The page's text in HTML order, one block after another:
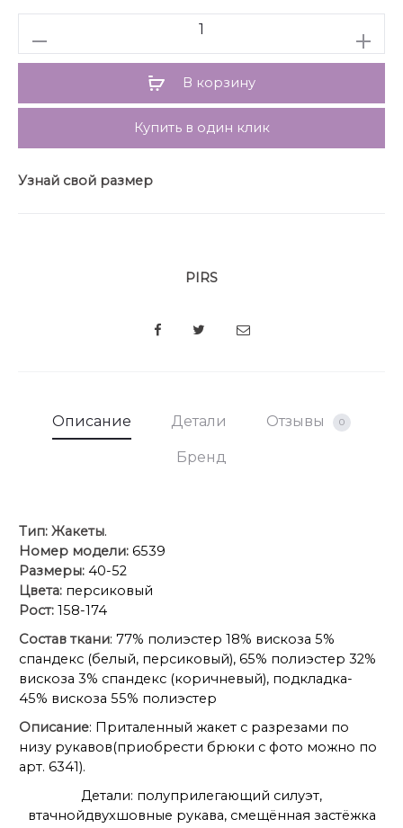
Длина по спинке около 65 см в размерах 40-46,
около 68 см в размерах 48-52, длина рукава около
62 см.
В корзину
Купить в один клик
Узнай свой размер
PIRS
SHARE
Описание Детали Отзывы 0
Бренд
Тип: Жакеты.
Номер модели: 6539
Размеры: 40-52
Цвета: персиковый
Рост: 158-174
Состав ткани: 77% полиэстер 18% вискоза 5%
спандекс (белый, персиковый), 65% полиэстер 32%
вискоза 3% спандекс (коричневый), подкладка-
45% вискоза 55% полиэстер
Описание: Приталенный жакет с разрезами по
низу рукавов(приобрести брюки с фото можно по
арт. 6341).
Детали: полуприлегающий силуэт,
втачнойдвухшовные рукава, смещённая застёжка